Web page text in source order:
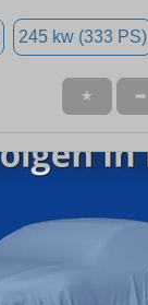
245 kw (333 PS)
★ ➦